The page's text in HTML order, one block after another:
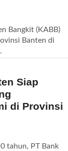
Bangkit (KABB)
Banten di
Siap
di Provinsi
tahun, PT Bank